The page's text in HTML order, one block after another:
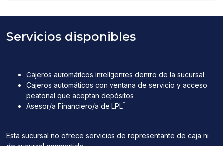
ventana)
Servicios disponibles
Cajeros automáticos inteligentes dentro de la sucursal
Cajeros automáticos con ventana de servicio y acceso
peatonal que aceptan depósitos
Asesor/a Financiero/a de LPL*
Esta sucursal no ofrece servicios de representante de caja ni